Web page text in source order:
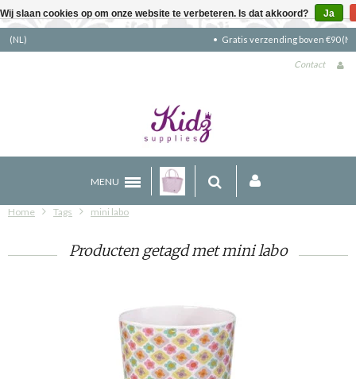
Gratis verzending boven €90 (NL)
Contact
MENU
Home Tags mini labo
Producten getagd met mini labo
Wij slaan cookies op om onze website te verbeteren. Is dat akkoord? Ja